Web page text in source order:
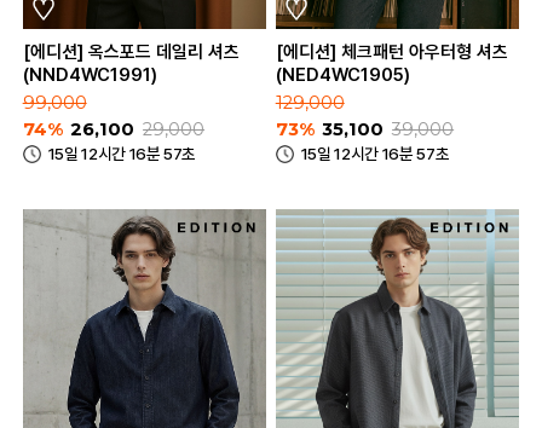
[에디션] 옥스포드 데일리 셔츠
(NND4WC1991)
99,000
74% 26,100 29,000
15일 12시간 16분 57초
[에디션] 체크패턴 아우터형 셔츠
(NED4WC1905)
129,000
73% 35,100 39,000
15일 12시간 16분 57초